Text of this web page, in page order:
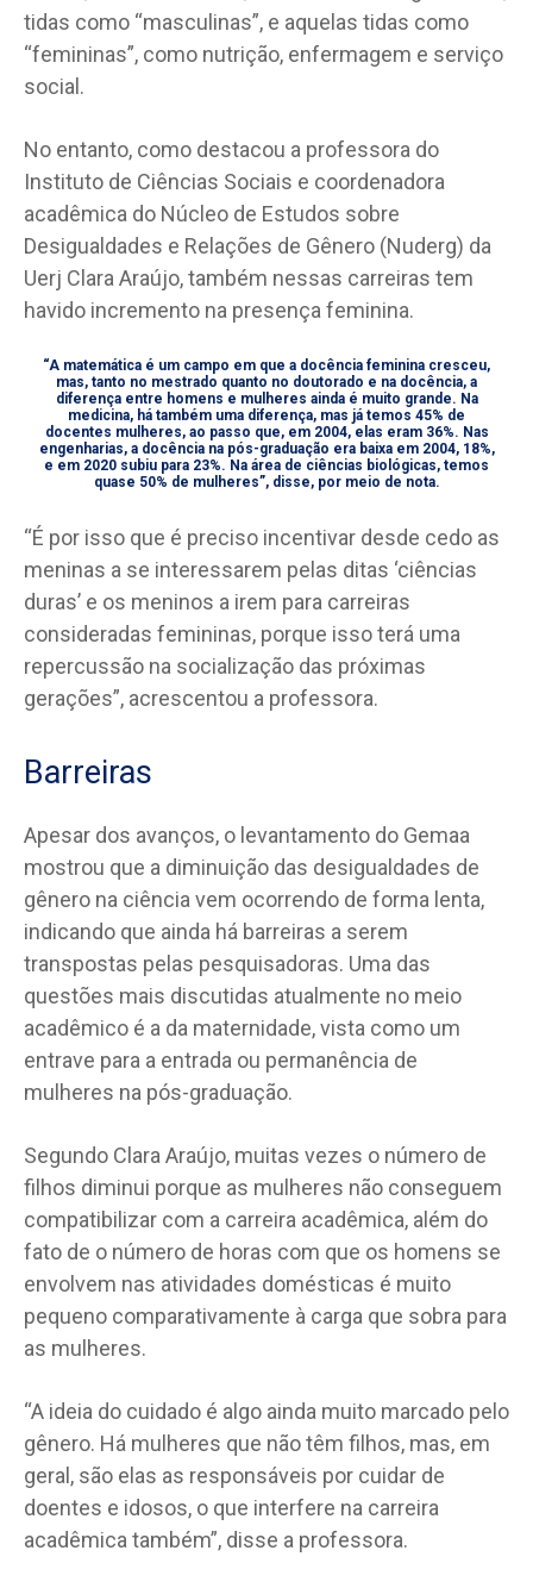
tidas como “masculinas”, e aquelas tidas como
“femininas”, como nutrição, enfermagem e serviço
social.
No entanto, como destacou a professora do
Instituto de Ciências Sociais e coordenadora
acadêmica do Núcleo de Estudos sobre
Desigualdades e Relações de Gênero (Nuderg) da
Uerj Clara Araújo, também nessas carreiras tem
havido incremento na presença feminina.
“A matemática é um campo em que a docência feminina cresceu,
mas, tanto no mestrado quanto no doutorado e na docência, a
diferença entre homens e mulheres ainda é muito grande. Na
medicina, há também uma diferença, mas já temos 45% de
docentes mulheres, ao passo que, em 2004, elas eram 36%. Nas
engenharias, a docência na pós-graduação era baixa em 2004, 18%,
e em 2020 subiu para 23%. Na área de ciências biológicas, temos
quase 50% de mulheres”, disse, por meio de nota.
“É por isso que é preciso incentivar desde cedo as
meninas a se interessarem pelas ditas ‘ciências
duras’ e os meninos a irem para carreiras
consideradas femininas, porque isso terá uma
repercussão na socialização das próximas
gerações”, acrescentou a professora.
Barreiras
Apesar dos avanços, o levantamento do Gemaa
mostrou que a diminuição das desigualdades de
gênero na ciência vem ocorrendo de forma lenta,
indicando que ainda há barreiras a serem
transpostas pelas pesquisadoras. Uma das
questões mais discutidas atualmente no meio
acadêmico é a da maternidade, vista como um
entrave para a entrada ou permanência de
mulheres na pós-graduação.
Segundo Clara Araújo, muitas vezes o número de
filhos diminui porque as mulheres não conseguem
compatibilizar com a carreira acadêmica, além do
fato de o número de horas com que os homens se
envolvem nas atividades domésticas é muito
pequeno comparativamente à carga que sobra para
as mulheres.
“A ideia do cuidado é algo ainda muito marcado pelo
gênero. Há mulheres que não têm filhos, mas, em
geral, são elas as responsáveis por cuidar de
doentes e idosos, o que interfere na carreira
acadêmica também”, disse a professora.